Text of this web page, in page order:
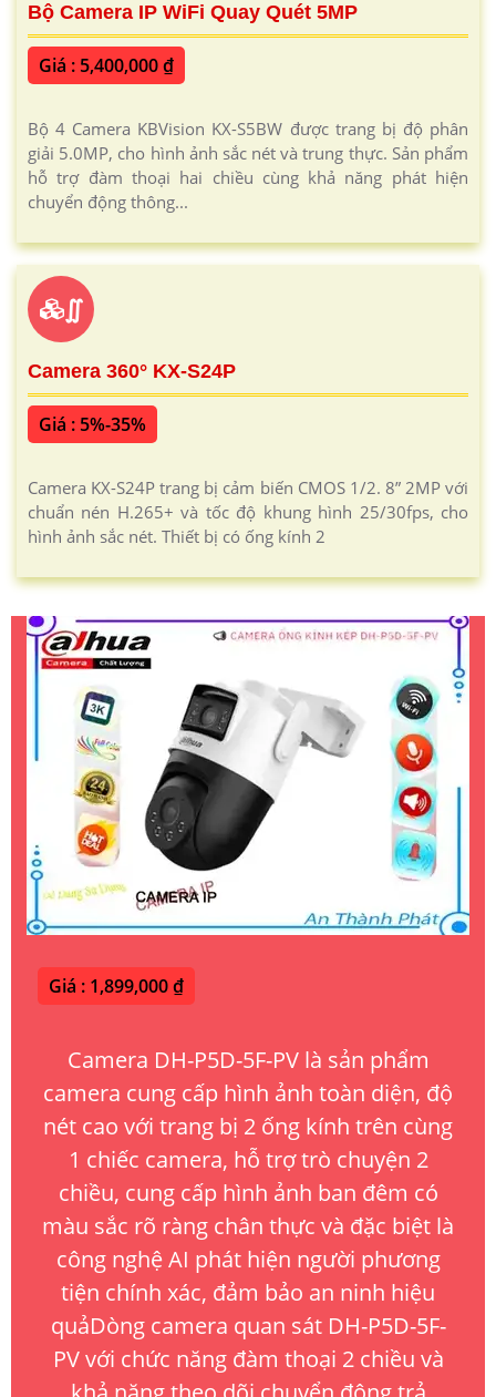
Bộ Camera IP WiFi Quay Quét 5MP
Giá : 5,400,000 ₫
Bộ 4 Camera KBVision KX-S5BW được trang bị độ phân
giải 5.0MP, cho hình ảnh sắc nét và trung thực. Sản phẩm
hỗ trợ đàm thoại hai chiều cùng khả năng phát hiện
chuyển động thông...
∬
Camera 360° KX-S24P
Giá : 5%-35%
Camera KX-S24P trang bị cảm biến CMOS 1/2. 8” 2MP với
chuẩn nén H.265+ và tốc độ khung hình 25/30fps, cho
hình ảnh sắc nét. Thiết bị có ống kính 2
Giá : 1,899,000 ₫
Camera DH-P5D-5F-PV là sản phẩm
camera cung cấp hình ảnh toàn diện, độ
nét cao với trang bị 2 ống kính trên cùng
1 chiếc camera, hỗ trợ trò chuyện 2
chiều, cung cấp hình ảnh ban đêm có
màu sắc rõ ràng chân thực và đặc biệt là
công nghệ AI phát hiện người phương
tiện chính xác, đảm bảo an ninh hiệu
quảDòng camera quan sát DH-P5D-5F-
PV với chức năng đàm thoại 2 chiều và